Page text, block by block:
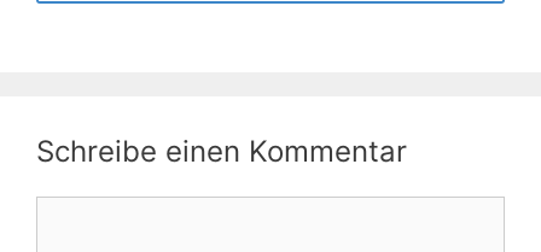
Schreibe einen Kommentar